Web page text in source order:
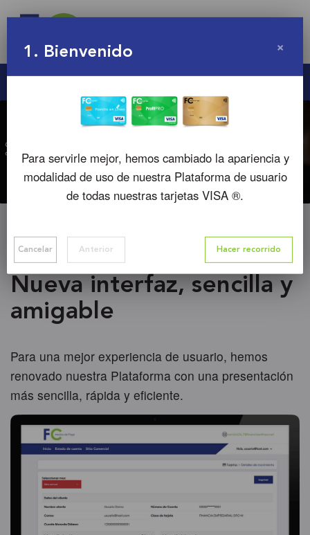
Nueva interfaz, sencilla y
amigable
Para una mejor experiencia de usuario, hemos
renovado nuestra Plataforma con una presentación
más sencilla, rápida y eficiente.
×
1 . Bienvenido
Para servirle mejor, hemos cambiado la apariencia y
modalidad de uso de nuestra Plataforma de usuario
de todas nuestras tarjetas VISA ®.
Cancelar Anterior Hacer recorrido